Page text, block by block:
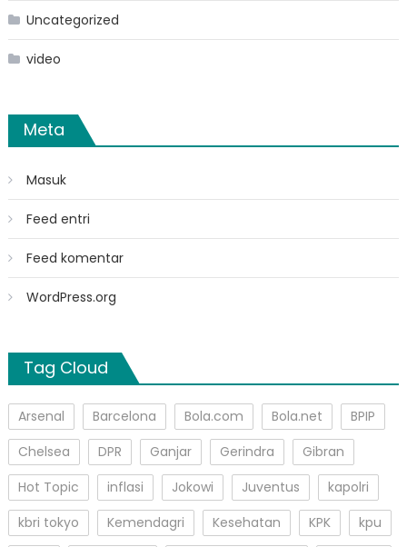
Uncategorized
video
Meta
Masuk
Feed entri
Feed komentar
WordPress.org
Tag Cloud
Arsenal Barcelona Bola.com Bola.net
BPIP
Chelsea
DPR Ganjar Gerindra
Gibran
Hot Topic
inflasi Jokowi Juventus
kapolri
kbri tokyo
Kemendagri Kesehatan KPK
kpu